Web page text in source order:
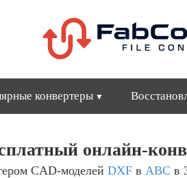
конвертеры
онлайн-
CAD-моделей DXF в ABC в